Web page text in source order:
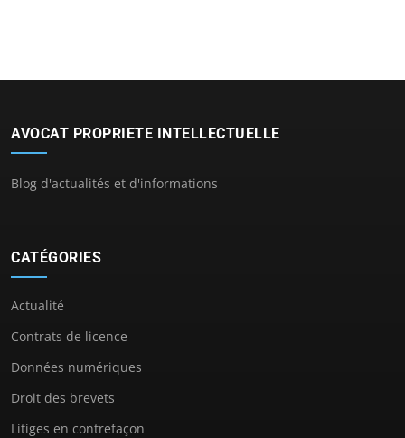
AVOCAT PROPRIETE INTELLECTUELLE
Blog d'actualités et d'informations
CATÉGORIES
Actualité
Contrats de licence
Données numériques
Droit des brevets
Litiges en contrefaçon